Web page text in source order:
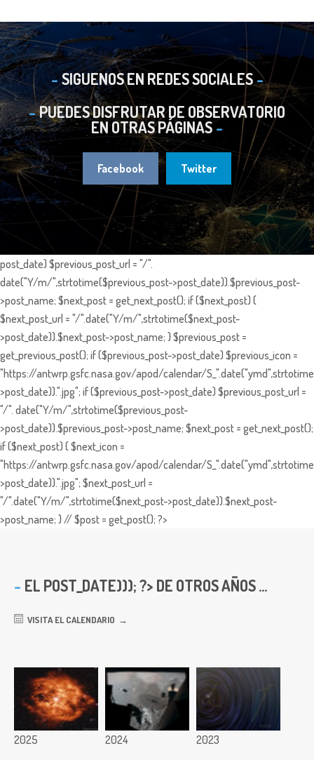
SIGUENOS EN REDES SOCIALES
PUEDES DISFRUTAR DE OBSERVATORIO
EN OTRAS PÁGINAS
Facebook Twitter
post_date) $previous_post_url = "/".
date("Y/m/",strtotime($previous_post->post_date)).$previous_post-
>post_name; $next_post = get_next_post(); if ($next_post) {
$next_post_url = "/".date("Y/m/",strtotime($next_post-
>post_date)).$next_post->post_name; } $previous_post =
get_previous_post(); if ($previous_post->post_date) $previous_icon =
"https://antwrp.gsfc.nasa.gov/apod/calendar/
>post_date)).".jpg"; if ($previous_post->post_date) $previous_post_url =
"/". date("Y/m/",strtotime($previous_post-
>post_date)).$previous_post->post_name; $next_post = get_next_post();
if ($next_post) { $next_icon =
"https://antwrp.gsfc.nasa.gov/apod/calendar/
>post_date)).".jpg"; $next_post_url =
"/".date("Y/m/",strtotime($next_post->post_date)).$next_post-
>post_name; } // $post = get_post(); ?>
EL POST_DATE))); ?> DE OTROS AÑOS ...
VISITA EL CALENDARIO
2025 2024 2023